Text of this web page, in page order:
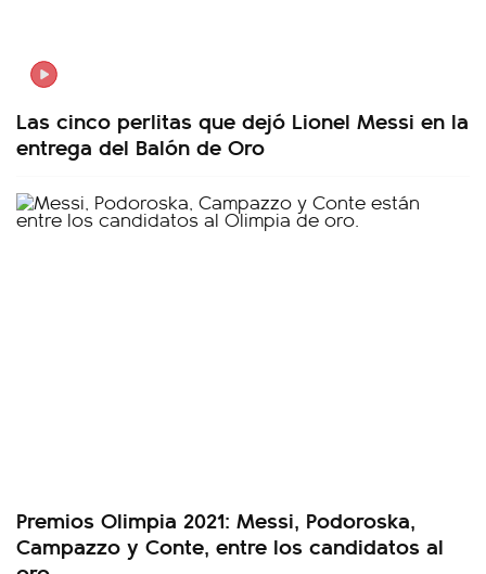
Las cinco perlitas que dejó Lionel Messi en la
entrega del Balón de Oro
Premios Olimpia 2021: Messi, Podoroska,
Campazzo y Conte, entre los candidatos al